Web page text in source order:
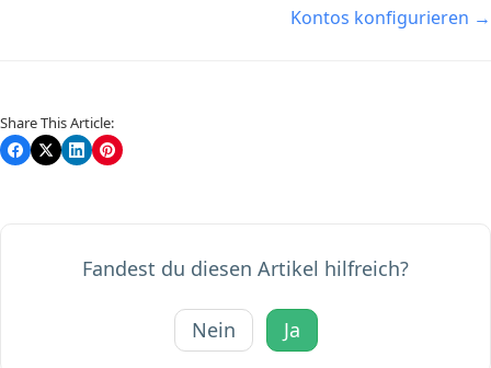
Kontos konfigurieren →
Share This Article:
Fandest du diesen Artikel hilfreich?
Nein Ja